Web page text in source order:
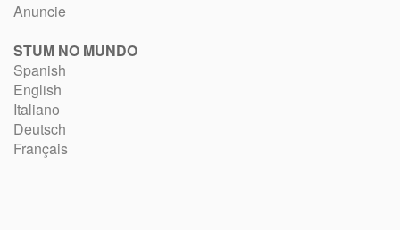
Anuncie
STUM NO MUNDO
Spanish
English
Italiano
Deutsch
Français